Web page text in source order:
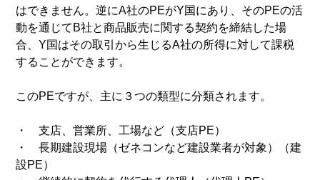
はできません。逆にA社のPEがY国にあり、そのPEの活
動を通じてB社と商品販売に関する契約を締結した場
合、Y国はその取引から生じるA社の所得に対して課税
することができます。
このPEですが、主に３つの類型に分類されます。
・ 支店、営業所、工場など（支店PE）
・ 長期建設現場（ゼネコンなど建設業者が対象）（建
設PE）